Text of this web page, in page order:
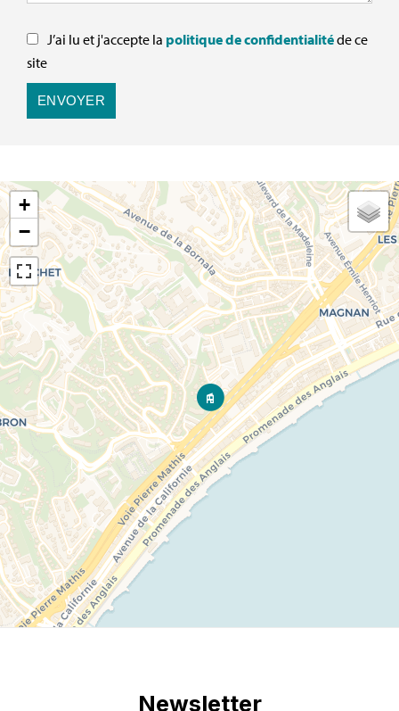
J’ai lu et j'accepte la politique de confidentialitéde ce
site
ENVOYER
+
−